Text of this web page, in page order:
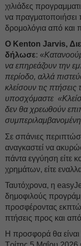
χιλιάδες
να πραγματοποιήσει
δρομολόγια από και
Ο Kenton Jarvis,
δήλωσε: «
να επηρεάζουν την
περίοδο, αλλά
κλείσουν τις
υποσχόμαστε
δεν θα χρεωθούν
Σε σπάνιες
αναγκαστεί να
πάντα εγγύηση είτε
χρημάτων, είτε
Ταυτόχρονα, η
δημοφιλούς
προσφέροντας
πτήσεις προς και
Η προσφορά θα είναι